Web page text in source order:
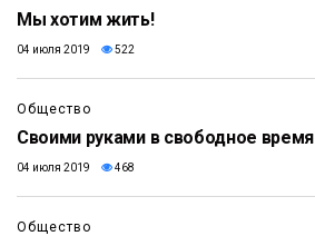
Мы хотим жить!
04 июля 2019 522
Общество
Своими руками в свободное время
04 июля 2019 468
Общество